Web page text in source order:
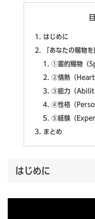
はじめに
「あなたの賜物
①霊的賜物（
②情熱（Heart
③能力（
④性格（
⑤経験（
まとめ
はじめに